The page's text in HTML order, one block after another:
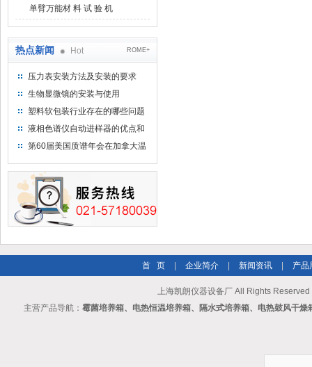
单臂万能材 料 试 验 机
热点新闻 Hot ROME+
压力表安装方法及安装的要求
生物显微镜的安装与使用
塑料软包装行业存在的哪些问题
液相色谱仪自动进样器的优点和
维护
第60届美国质谱年会在加拿大温
首 页 企业简介 新闻资讯 产品
上海凯朗仪器设备厂 All Rights Reserved
主营产品导航： 霉菌培养箱、电热恒温培养箱、隔水式培养箱、电热鼓风干